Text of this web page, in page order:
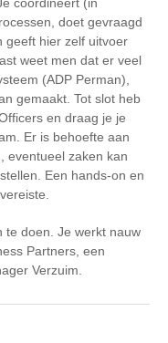
doet gevraagd
geeft hier zelf uitvoer
weet men dat er veel
(ADP Perman),
gemaakt. Tot slot heb
en draag je je
Er is behoefte aan
eventueel zaken kan
Een hands-on en
te doen. Je werkt nauw
Partners, een
Verzuim.